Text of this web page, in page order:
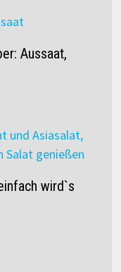
Aussaat,
wird`s